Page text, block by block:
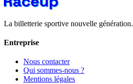
La billetterie sportive nouvelle génération.
Entreprise
Nous contacter
Qui sommes-nous ?
Mentions légales